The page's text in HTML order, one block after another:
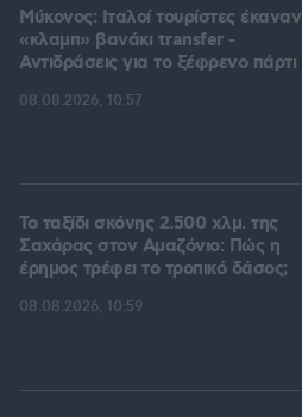
Μύκονος: Ιταλοί τουρίστες έκαναν
«κλαμπ» βανάκι transfer -
Αντιδράσεις για το ξέφρενο πάρτι
08.08.2026, 10:57
Το ταξίδι σκόνης 2.500 χλμ. της
Σαχάρας στον Αμαζόνιο: Πώς η
έρημος τρέφει το τροπικό δάσος;
08.08.2026, 10:59